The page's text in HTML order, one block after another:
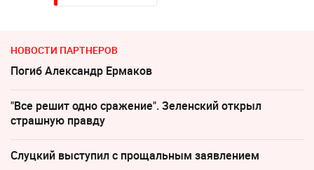
НОВОСТИ ПАРТНЕРОВ
Погиб Александр Ермаков
"Все решит одно сражение". Зеленский открыл
страшную правду
Слуцкий выступил с прощальным заявлением